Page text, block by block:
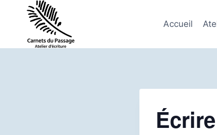
Accueil